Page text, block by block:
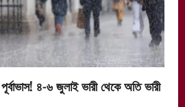
পূর্বাভাস! ৪-৬ জুলাই ভারী থেকে অতি ভারী